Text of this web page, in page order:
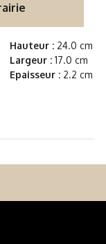
Hauteur : 24.0 cm
Largeur : 17.0 cm
Epaisseur : 2.2 cm